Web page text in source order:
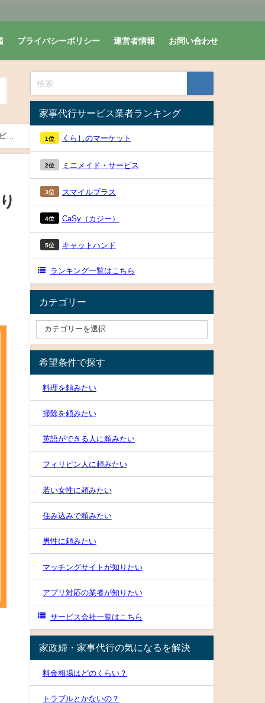
プライバシーポリシー 運営者情報 お問い合わせ
ス
家事代行サービス業者ランキング
1位 くらしのマーケット
2位 ミニメイド・サービス
3位 スマイルプラス
4位 CaSy（カジー）
5位 キャットハンド
ランキング一覧はこちら
カテゴリー
希望条件で探す
料理を頼みたい
掃除を頼みたい
英語ができる人に頼みたい
フィリピン人に頼みたい
若い女性に頼みたい
住み込みで頼みたい
男性に頼みたい
マッチングサイトが知りたい
アプリ対応の業者が知りたい
サービス会社一覧はこちら
家政婦・家事代行の気になるを解決
料金相場はどのくらい？
トラブルとかないの？